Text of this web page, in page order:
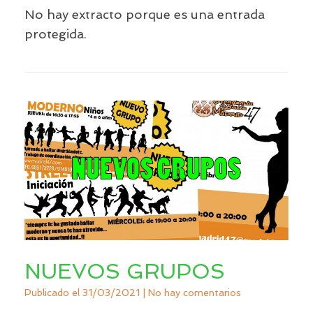
No hay extracto porque es una entrada
protegida.
NUEVOS GRUPOS
Publicado el 31/03/2021 | No hay comentarios